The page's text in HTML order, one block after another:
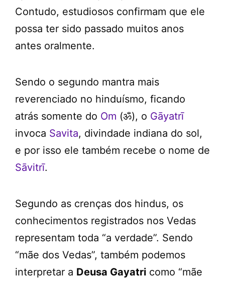
Contudo, estudiosos confirmam que ele
possa ter sido passado muitos anos
antes oralmente.
Sendo o segundo mantra mais
reverenciado no hinduísmo, ficando
atrás somente do Om (ॐ), o Gāyatrī
invoca Savita, divindade indiana do sol,
e por isso ele também recebe o nome de
Sāvitrī.
Segundo as crenças dos hindus, os
conhecimentos registrados nos Vedas
representam toda “a verdade”. Sendo
“mãe dos Vedas”, também podemos
interpretar a Deusa Gayatri como “mãe